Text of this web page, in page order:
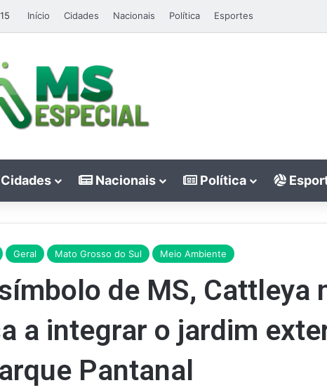
Início Cidades Nacionais Política Esportes
Cidades Nacionais Política
Geral Mato Grosso do Sul Meio Ambiente
de MS, Cattleya
a integrar o jardim
Pantanal